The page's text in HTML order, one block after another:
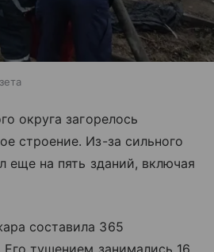
округа загорелось
строение. Из-за сильного
еще на пять зданий, включая
составила 365